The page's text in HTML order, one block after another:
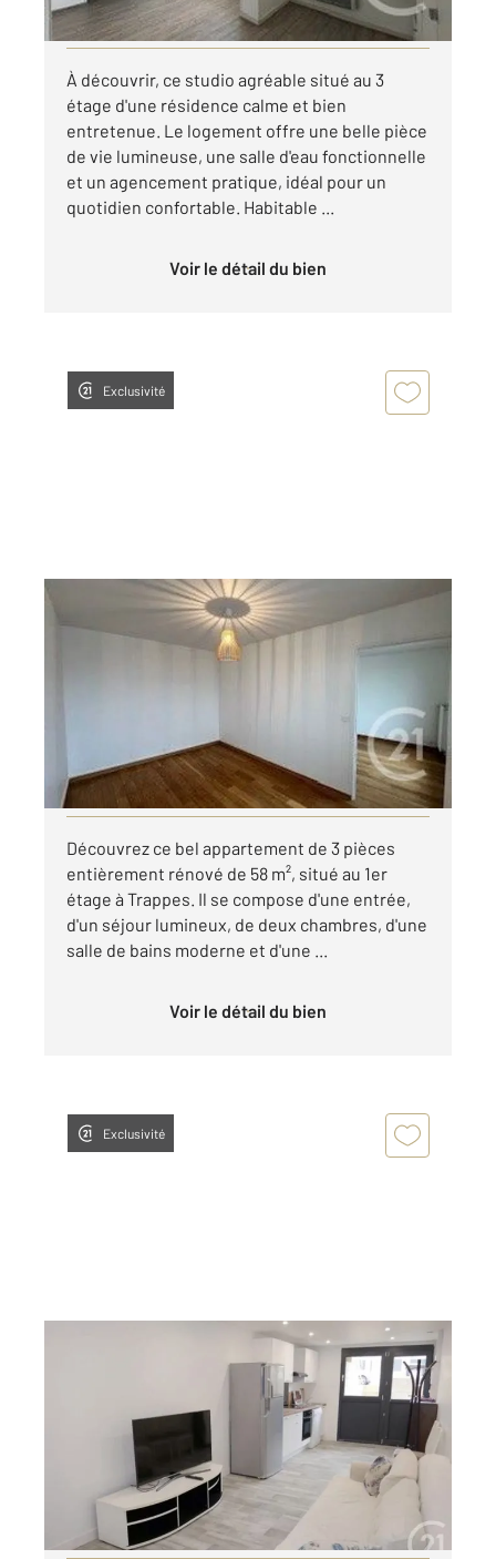
Visiter le site dédié
À découvrir, ce studio agréable situé au 3
étage d'une résidence calme et bien
entretenue. Le logement offre une belle pièce
de vie lumineuse, une salle d'eau fonctionnelle
et un agencement pratique, idéal pour un
quotidien confortable. Habitable ...
Voir le détail du bien
Exclusivité
TRAPPES 78
57,60 m
, 3 pièces
par mois charges comprises
Visiter le site dédié
Découvrez ce bel appartement de 3 pièces
entièrement rénové de 58 m², situé au 1er
étage à Trappes. Il se compose d'une entrée,
d'un séjour lumineux, de deux chambres, d'une
salle de bains moderne et d'une ...
Voir le détail du bien
Exclusivité
Appartement Studio à louer
750 €
par mois charges comprises
Visiter le site dédié